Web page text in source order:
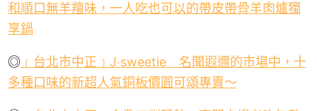
和順口無羊羶味，一人吃也可以的帶皮帶骨羊肉爐獨
享鍋
◎ ﹝台北市中正﹞ J‧sweetie名聞遐邇的市場中，十
多種口味的新超人氣銅板價圓可頌專賣～